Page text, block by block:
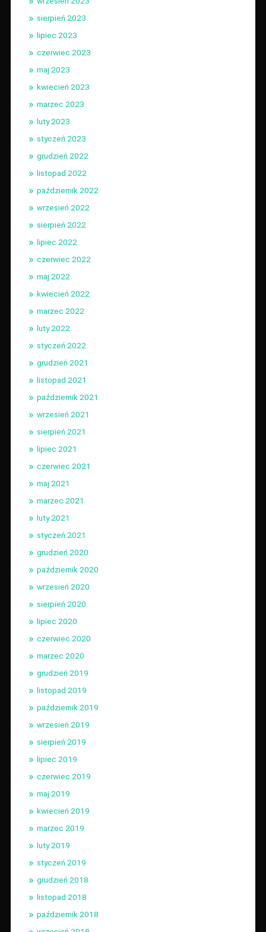
sierpień 2023
lipiec 2023
czerwiec 2023
maj 2023
kwiecień 2023
marzec 2023
luty 2023
styczeń 2023
grudzień 2022
listopad 2022
październik 2022
wrzesień 2022
sierpień 2022
lipiec 2022
czerwiec 2022
maj 2022
kwiecień 2022
marzec 2022
luty 2022
styczeń 2022
grudzień 2021
listopad 2021
październik 2021
wrzesień 2021
sierpień 2021
lipiec 2021
czerwiec 2021
maj 2021
marzec 2021
luty 2021
styczeń 2021
grudzień 2020
październik 2020
wrzesień 2020
sierpień 2020
lipiec 2020
czerwiec 2020
marzec 2020
grudzień 2019
listopad 2019
październik 2019
wrzesień 2019
sierpień 2019
lipiec 2019
czerwiec 2019
maj 2019
kwiecień 2019
marzec 2019
luty 2019
styczeń 2019
grudzień 2018
listopad 2018
październik 2018